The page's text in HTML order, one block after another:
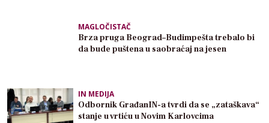
MAGLOČISTAČ
Brza pruga Beograd–Budimpešta trebalo bi
da bude puštena u saobraćaj na jesen
IN MEDIJA
Odbornik GrađanIN-a tvrdi da se „zataškava“
stanje u vrtiću u Novim Karlovcima